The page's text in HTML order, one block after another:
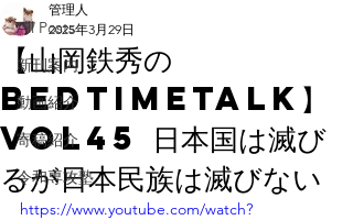
All Posts
新刊案内
動画紹介
寄稿紹介
令和専攻塾
【山岡鉄秀の
BedTimeTalk】
vol45 日本国は滅び
るが日本民族は滅びない
管理人
2025年3月29日
https://www.youtube.com/watch?